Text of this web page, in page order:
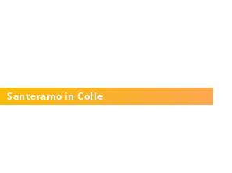
Santeramo in Colle